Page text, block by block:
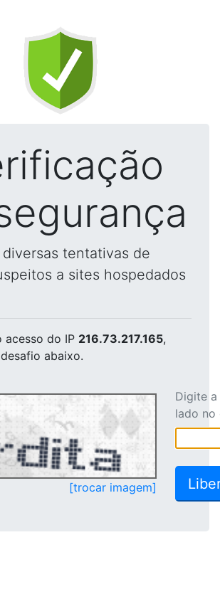
tentativas de
a sites hospedados
acesso do IP 216.73.217.165,
abaixo.
[trocar imagem]
Digite
lado no